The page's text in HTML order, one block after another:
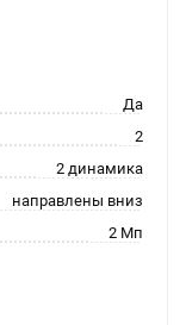
Да
2
2 динамика
направлены вниз
2 Мп